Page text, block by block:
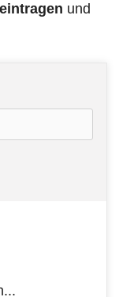
und